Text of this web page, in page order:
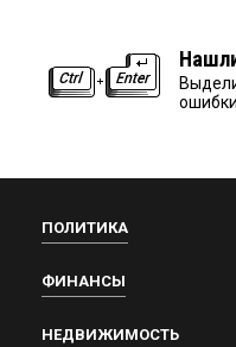
ПОЛИТИКА
ФИНАНСЫ
НЕДВИЖИМОСТЬ